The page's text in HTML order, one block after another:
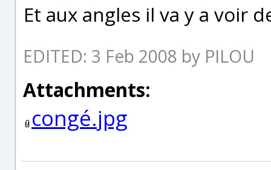
Et aux angles il va y a voir
EDITED: 3 Feb 2008 by PILOU
Attachments:
congé.jpg